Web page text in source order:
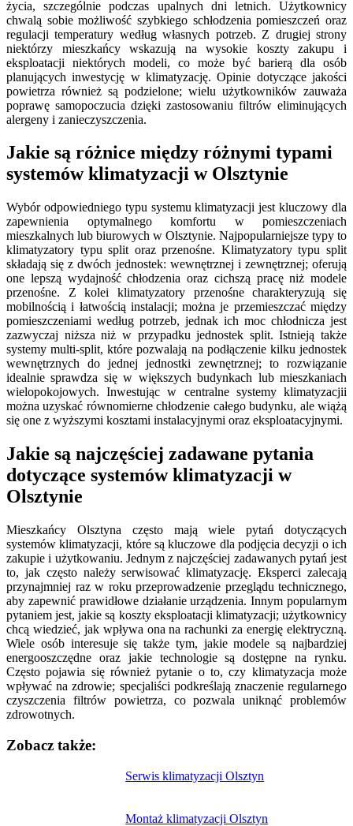
życia, szczególnie podczas upalnych dni letnich. Użytkownicy
chwalą sobie możliwość szybkiego schłodzenia pomieszczeń oraz
regulacji temperatury według własnych potrzeb. Z drugiej strony
niektórzy mieszkańcy wskazują na wysokie koszty zakupu i
eksploatacji niektórych modeli, co może być barierą dla osób
planujących inwestycję w klimatyzację. Opinie dotyczące jakości
powietrza również są podzielone; wielu użytkowników zauważa
poprawę samopoczucia dzięki zastosowaniu filtrów eliminujących
alergeny i zanieczyszczenia.
Jakie są różnice między różnymi typami
systemów klimatyzacji w Olsztynie
Wybór odpowiedniego typu systemu klimatyzacji jest kluczowy dla
zapewnienia optymalnego komfortu w pomieszczeniach
mieszkalnych lub biurowych w Olsztynie. Najpopularniejsze typy to
klimatyzatory typu split oraz przenośne. Klimatyzatory typu split
składają się z dwóch jednostek: wewnętrznej i zewnętrznej; oferują
one lepszą wydajność chłodzenia oraz cichszą pracę niż modele
przenośne. Z kolei klimatyzatory przenośne charakteryzują się
mobilnością i łatwością instalacji; można je przemieszczać między
pomieszczeniami według potrzeb, jednak ich moc chłodnicza jest
zazwyczaj niższa niż w przypadku jednostek split. Istnieją także
systemy multi-split, które pozwalają na podłączenie kilku jednostek
wewnętrznych do jednej jednostki zewnętrznej; to rozwiązanie
idealnie sprawdza się w większych budynkach lub mieszkaniach
wielopokojowych. Inwestując w centralne systemy klimatyzacjii
można uzyskać równomierne chłodzenie całego budynku, ale wiążą
się one z wyższymi kosztami instalacyjnymi oraz eksploatacyjnymi.
Jakie są najczęściej zadawane pytania
dotyczące systemów klimatyzacji w
Olsztynie
Mieszkańcy Olsztyna często mają wiele pytań dotyczących
systemów klimatyzacji, które są kluczowe dla podjęcia decyzji o ich
zakupie i użytkowaniu. Jednym z najczęściej zadawanych pytań jest
to, jak często należy serwisować klimatyzację. Eksperci zalecają
przynajmniej raz w roku przeprowadzenie przeglądu technicznego,
aby zapewnić prawidłowe działanie urządzenia. Innym popularnym
pytaniem jest, jakie są koszty eksploatacji klimatyzacji; użytkownicy
chcą wiedzieć, jak wpływa ona na rachunki za energię elektryczną.
Wiele osób interesuje się także tym, jakie modele są najbardziej
energooszczędne oraz jakie technologie są dostępne na rynku.
Często pojawia się również pytanie o to, czy klimatyzacja może
wpływać na zdrowie; specjaliści podkreślają znaczenie regularnego
czyszczenia filtrów powietrza, co pozwala uniknąć problemów
zdrowotnych.
Zobacz także:
Serwis klimatyzacji Olsztyn
Montaż klimatyzacji Olsztyn